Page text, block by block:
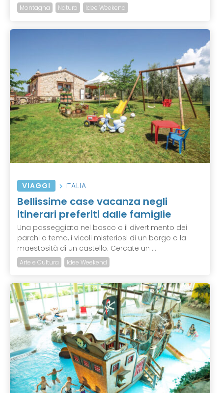
Montagna Natura Idee Weekend
VIAGGI ITALIA
Bellissime case vacanza negli
itinerari preferiti dalle famiglie
Una passeggiata nel bosco o il divertimento dei
parchi a tema, i vicoli misteriosi di un borgo o la
maestosità di un castello. Cercate un ...
Arte e Cultura Idee Weekend